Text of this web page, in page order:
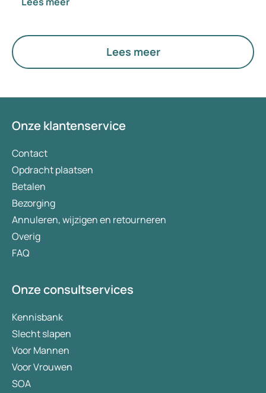
Lees meer
Onze klantenservice
Contact
Opdracht plaatsen
Betalen
Bezorging
Annuleren, wijzigen en retourneren
Overig
FAQ
Onze consultservices
Kennisbank
Slecht slapen
Voor Mannen
Voor Vrouwen
SOA